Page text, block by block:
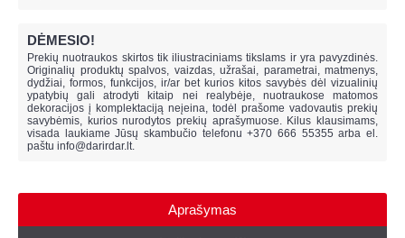
DĖMESIO!
Prekių nuotraukos skirtos tik iliustraciniams tikslams ir yra pavyzdinės.
Originalių produktų spalvos, vaizdas, užrašai, parametrai, matmenys,
dydžiai, formos, funkcijos, ir/ar bet kurios kitos savybės dėl vizualinių
ypatybių gali atrodyti kitaip nei realybėje, nuotraukose matomos
dekoracijos į komplektaciją neįeina, todėl prašome vadovautis prekių
savybėmis, kurios nurodytos prekių aprašymuose. Kilus klausimams,
visada laukiame Jūsų skambučio telefonu +370 666 55355 arba el.
paštu info@darirdar.lt.
Aprašymas